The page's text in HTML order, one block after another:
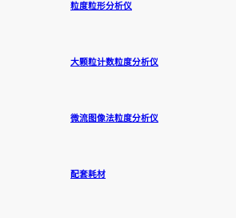
粒度粒形分析仪
大颗粒计数粒度分析仪
微流图像法粒度分析仪
配套耗材